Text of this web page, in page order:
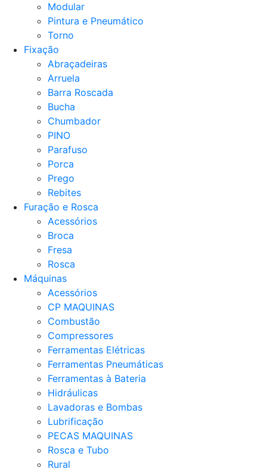
Modular
Pintura e Pneumático
Torno
Fixação
Abraçadeiras
Arruela
Barra Roscada
Bucha
Chumbador
PINO
Parafuso
Porca
Prego
Rebites
Furação e Rosca
Acessórios
Broca
Fresa
Rosca
Máquinas
Acessórios
CP MAQUINAS
Combustão
Compressores
Ferramentas Elétricas
Ferramentas Pneumáticas
Ferramentas à Bateria
Hidráulicas
Lavadoras e Bombas
Lubrificação
PECAS MAQUINAS
Rosca e Tubo
Rural